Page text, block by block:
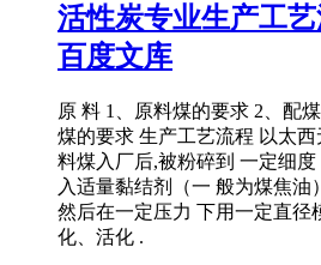
活性炭专业生产工
百度文库
原 料 1、原料煤的要求 2、配
煤的要求 生产工艺流程 以太
料煤入厂后,被粉碎到 一定细
入适量黏结剂（一 般为煤焦油
然后在一定压力 下用一定直径
化、活化 .